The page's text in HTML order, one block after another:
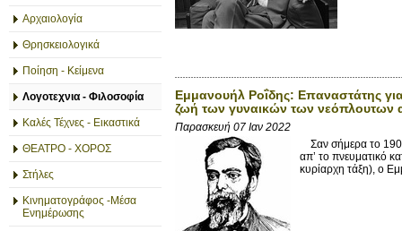
Αρχαιολογία
Θρησκειολογικά
Ποίηση - Κείμενα
Λογοτεχνια - Φιλοσοφία
Καλές Τέχνες - Εικαστικά
ΘΕΑΤΡΟ - ΧΟΡΟΣ
Στήλες
Κινηματογράφος -Μέσα
Ενημέρωσης
Εμμανουήλ Ροΐδης: Επαναστάτης
ζωή των γυναικών των νεόπλουτων
Παρασκευή 07 Ιαν 2022
Σαν σήμερα το
απ’ το πνευματικό
κυρίαρχη τάξη), ο